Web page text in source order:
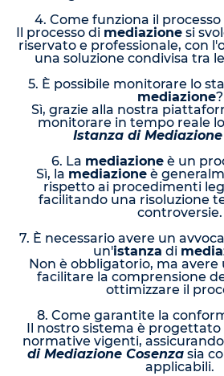
4. Come funziona il processo
Il processo di mediazione si
riservato e professionale, con
una soluzione condivisa tra
5. È possibile monitorare lo
mediazione?
Sì, grazie alla nostra
monitorare in tempo reale
Istanza di Mediazione
6. La mediazioneè un
Sì, la mediazioneè
rispetto ai procedimenti
facilitando una risoluzione
controversie.
7. È necessario avere un
un'istanza di
Non è obbligatorio, ma
facilitare la comprensione
ottimizzare il
8. Come garantite la
Il nostro sistema è
normative vigenti,
di Mediazione Cosenzasia
applicabili.